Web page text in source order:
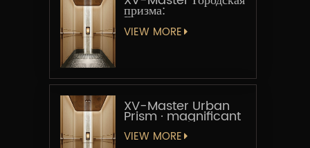
призма:
Геометрическая
увертюра
VIEW MORE
XV-Master Urban
Prism · magnificant
VIEW MORE